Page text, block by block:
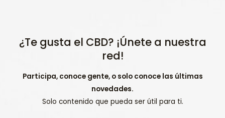
¿Te gusta el CBD? ¡Únete a nuestra
red!
Participa, conoce gente, o solo conoce las últimas
novedades.
Solo contenido que pueda ser útil para ti.